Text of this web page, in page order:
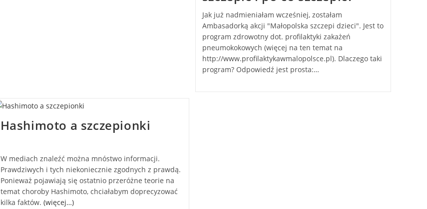
Jak już nadmieniałam wcześniej, zostałam
Ambasadorką akcji "Małopolska szczepi dzieci". Jest to
program zdrowotny dot. profilaktyki zakażeń
pneumokokowych (więcej na ten temat na
http://www.profilaktykawmalopolsce.pl). Dlaczego taki
program? Odpowiedź jest prosta:…
Hashimoto a szczepionki
W mediach znaleźć można mnóstwo informacji.
Prawdziwych i tych niekoniecznie zgodnych z prawdą.
Ponieważ pojawiają się ostatnio przeróżne teorie na
temat choroby Hashimoto, chciałabym doprecyzować
kilka faktów. (więcej…)